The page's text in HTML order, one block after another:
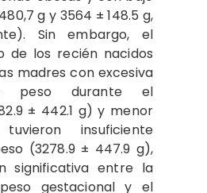
g y 3564 ± 148.5 g,
Sin embargo, el
de los recién nacidos
madres con excesiva
peso durante el
± 442.1 g) y menor
insuficiente
(3278.9 ± 447.9 g),
significativa entre la
gestacional y el